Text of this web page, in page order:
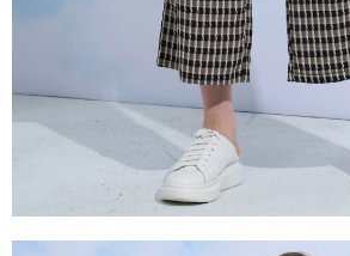
https://aftee.tw/terms/#terms3
３．未成年的使用者請事先徵得法定代理人或監護
「AFTEE先享後付」，若未經同意申辦者引起之損
４．使用「AFTEE先享後付」時，將依據個別帳號
時審查核予不同之上限額度；若仍有額度不足之情
請求用戶進行身份認證。
５．嚴禁一人註冊多個帳號或使用他人資訊註冊。
恩沛科技股份有限公司將有權停止該用戶之使用額